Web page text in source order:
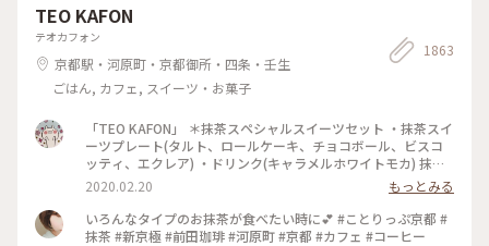
TEO KAFON
テオカフォン
京都駅・河原町・京都御所・四条・壬生
ごはん, カフェ, スイーツ・お菓子
1863
「TEO KAFON」 ＊抹茶スペシャルスイーツセット ・抹茶スイ
ーツプレート(タルト、ロールケーキ、チョコボール、ビスコ
ッティ、エクレア) ・ドリンク(キャラメルホワイトモカ) 抹茶
三昧出来て大満足したそうです。 フォークを2本用意して頂い
たのですが、娘一人で完食でした。 #TEO KAFON#抹茶三昧#
プチことりっぷ京都#冬のおでかけ
2020.02.20
もっとみる
いろんなタイプのお抹茶が食べたい時に💕 #ことりっぷ京都 #
抹茶 #新京極 #前田珈琲 #河原町 #京都 #カフェ #コーヒー